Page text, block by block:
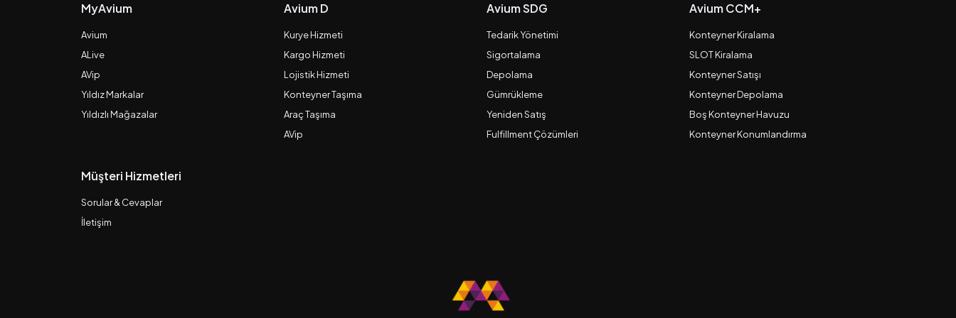
MyAvium
Avium
ALive
AVip
Yıldız Markalar
Yıldızlı Mağazalar
Avium D
Kurye Hizmeti
Kargo Hizmeti
Lojistik Hizmeti
Konteyner Taşıma
Araç Taşıma
AVip
Avium SDG
Tedarik Yönetimi
Sigortalama
Depolama
Gümrükleme
Yeniden Satış
Fulfillment Çözümleri
Avium CCM+
Konteyner Kiralama
SLOT Kiralama
Konteyner Satışı
Konteyner Depolama
Boş Konteyner Havuzu
Konteyner Konumlandırma
Müşteri Hizmetleri
Sorular & Cevaplar
İletişim